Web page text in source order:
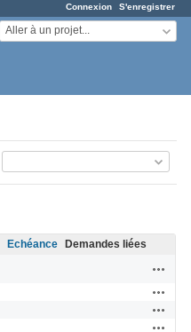
Connexion S'enregistrer
Aller à un projet...
Echéance Demandes liées